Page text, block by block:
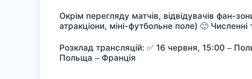
Окрім перегляду матчів, відвідувачів фан-
атракціони, міні-футбольне поле) 🙂
Розклад трансляцій: ✅ 16 червня, 15:00 –
Польща – Франція